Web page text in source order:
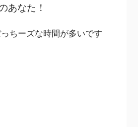
あなた！
っちーズな時間が多いです